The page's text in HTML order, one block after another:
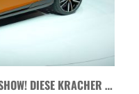
DIESE KRACHER …